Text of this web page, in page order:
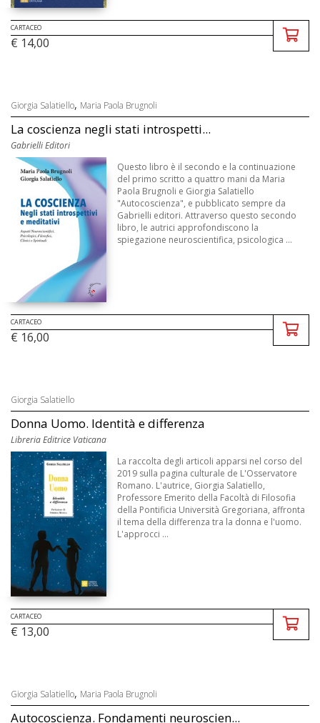
CARTACEO
€ 14,00
Giorgia Salatiello, Maria Paola Brugnoli
La coscienza negli stati introspetti...
Gabrielli Editori
Questo libro è il secondo e la continuazione
del primo scritto a quattro mani da Maria
Paola Brugnoli e Giorgia Salatiello
"Autocoscienza", e pubblicato sempre da
Gabrielli editori. Attraverso questo secondo
libro, le autrici approfondiscono la
spiegazione neuroscientifica, psicologica ...
CARTACEO
€ 16,00
Giorgia Salatiello
Donna Uomo. Identità e differenza
Libreria Editrice Vaticana
La raccolta degli articoli apparsi nel corso del
2019 sulla pagina culturale de L'Osservatore
Romano. L'autrice, Giorgia Salatiello,
Professore Emerito della Facoltà di Filosofia
della Pontificia Università Gregoriana, affronta
il tema della differenza tra la donna e l'uomo.
L'approcci ...
CARTACEO
€ 13,00
Giorgia Salatiello, Maria Paola Brugnoli
Autocoscienza. Fondamenti neuroscien...